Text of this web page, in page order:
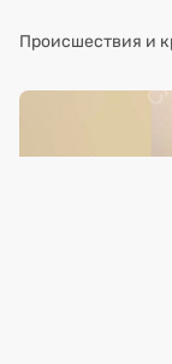
Происшествия и